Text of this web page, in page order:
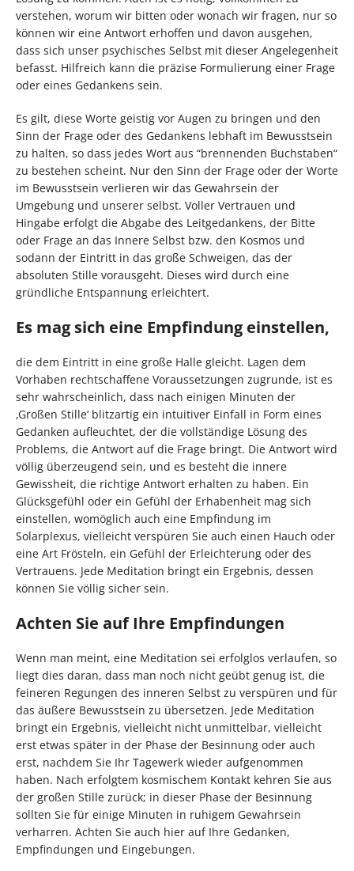
verstehen, worum wir bitten oder wonach wir fragen, nur so
können wir eine Antwort erhoffen und davon ausgehen,
dass sich unser psychisches Selbst mit dieser Angelegenheit
befasst. Hilfreich kann die präzise Formulierung einer Frage
oder eines Gedankens sein.
Es gilt, diese Worte geistig vor Augen zu bringen und den
Sinn der Frage oder des Gedankens lebhaft im Bewusstsein
zu halten, so dass jedes Wort aus “brennenden Buchstaben“
zu bestehen scheint. Nur den Sinn der Frage oder der Worte
im Bewusstsein verlieren wir das Gewahrsein der
Umgebung und unserer selbst. Voller Vertrauen und
Hingabe erfolgt die Abgabe des Leitgedankens, der Bitte
oder Frage an das Innere Selbst bzw. den Kosmos und
sodann der Eintritt in das große Schweigen, das der
absoluten Stille vorausgeht. Dieses wird durch eine
gründliche Entspannung erleichtert.
Es mag sich eine Empfindung einstellen,
die dem Eintritt in eine große Halle gleicht. Lagen dem
Vorhaben rechtschaffene Voraussetzungen zugrunde, ist es
sehr wahrscheinlich, dass nach einigen Minuten der
‚Großen Stille‘ blitzartig ein intuitiver Einfall in Form eines
Gedanken aufleuchtet, der die vollständige Lösung des
Problems, die Antwort auf die Frage bringt. Die Antwort wird
völlig überzeugend sein, und es besteht die innere
Gewissheit, die richtige Antwort erhalten zu haben. Ein
Glücksgefühl oder ein Gefühl der Erhabenheit mag sich
einstellen, womöglich auch eine Empfindung im
Solarplexus, vielleicht verspüren Sie auch einen Hauch oder
eine Art Frösteln, ein Gefühl der Erleichterung oder des
Vertrauens. Jede Meditation bringt ein Ergebnis, dessen
können Sie völlig sicher sein.
Achten Sie auf Ihre Empfindungen
Wenn man meint, eine Meditation sei erfolglos verlaufen, so
liegt dies daran, dass man noch nicht geübt genug ist, die
feineren Regungen des inneren Selbst zu verspüren und für
das äußere Bewusstsein zu übersetzen. Jede Meditation
bringt ein Ergebnis, vielleicht nicht unmittelbar, vielleicht
erst etwas später in der Phase der Besinnung oder auch
erst, nachdem Sie Ihr Tagewerk wieder aufgenommen
haben. Nach erfolgtem kosmischem Kontakt kehren Sie aus
der großen Stille zurück; in dieser Phase der Besinnung
sollten Sie für einige Minuten in ruhigem Gewahrsein
verharren. Achten Sie auch hier auf Ihre Gedanken,
Empfindungen und Eingebungen.